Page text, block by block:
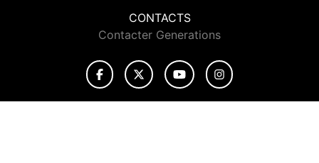
CONTACTS
Contacter Generations